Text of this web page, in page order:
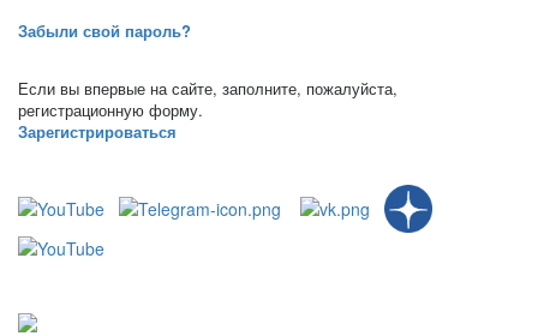
Забыли свой пароль?
Если вы впервые на сайте, заполните, пожалуйста,
регистрационную форму.
Зарегистрироваться